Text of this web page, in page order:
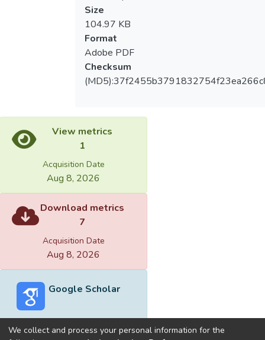
Size
104.97 KB
Format
Adobe PDF
Checksum
View metrics
1
Acquisition Date
Aug 8, 2026
Download metrics
7
Acquisition Date
Aug 8, 2026
Google Scholar
We collect and process your personal information for the